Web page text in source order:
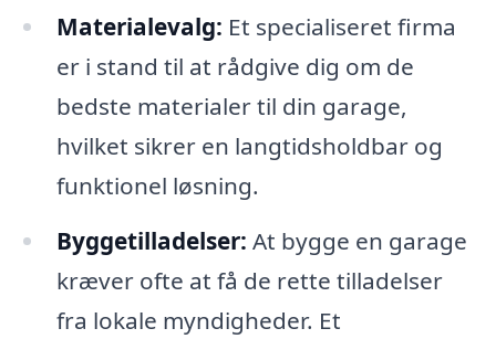
Materialevalg: Et specialiseret firma
er i stand til at rådgive dig om de
bedste materialer til din garage,
hvilket sikrer en langtidsholdbar og
funktionel løsning.
Byggetilladelser: At bygge en garage
kræver ofte at få de rette tilladelser
fra lokale myndigheder. Et